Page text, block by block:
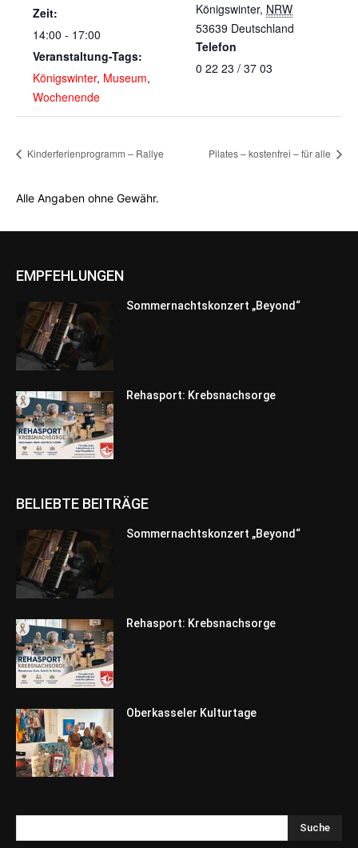
Zeit:
14:00 - 17:00
Veranstaltung-Tags:
Königswinter, Museum,
Wochenende
Königswinter, NRW
53639 Deutschland
Telefon
0 22 23 / 37 03
Kinderferienprogramm – Rallye Pilates – kostenfrei – für alle
Alle Angaben ohne Gewähr.
EMPFEHLUNGEN
Sommernachtskonzert „Beyond“
Rehasport: Krebsnachsorge
BELIEBTE BEITRÄGE
Sommernachtskonzert „Beyond“
Rehasport: Krebsnachsorge
Oberkasseler Kulturtage
Suche